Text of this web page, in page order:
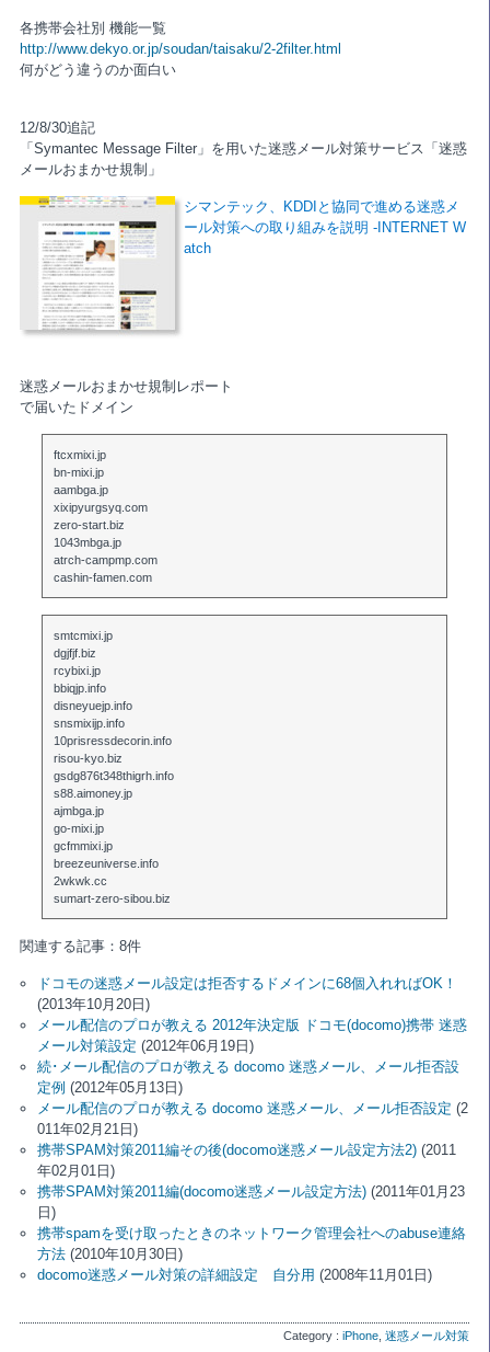
各携帯会社別 機能一覧
http://www.dekyo.or.jp/soudan/taisaku/2-2filter.html
何がどう違うのか面白い
12/8/30追記
「Symantec Message Filter」を用いた迷惑メール対策サービス「迷惑
メールおまかせ規制」
シマンテック、KDDIと協同で進める迷惑メ
ール対策への取り組みを説明 -INTERNET W
atch
迷惑メールおまかせ規制レポート
で届いたドメイン
ftcxmixi.jp
bn-mixi.jp
aambga.jp
xixipyurgsyq.com
zero-start.biz
1043mbga.jp
atrch-campmp.com
cashin-famen.com
smtcmixi.jp
dgjfjf.biz
rcybixi.jp
bbiqjp.info
disneyuejp.info
snsmixijp.info
10prisressdecorin.info
risou-kyo.biz
gsdg876t348thigrh.info
s88.aimoney.jp
ajmbga.jp
go-mixi.jp
gcfmmixi.jp
breezeuniverse.info
2wkwk.cc
sumart-zero-sibou.biz
関連する記事：8件
ドコモの迷惑メール設定は拒否するドメインに68個入れればOK！
(2013年10月20日)
メール配信のプロが教える 2012年決定版 ドコモ(docomo)携帯 迷惑
メール対策設定 (2012年06月19日)
続･メール配信のプロが教える docomo 迷惑メール、メール拒否設
定例 (2012年05月13日)
メール配信のプロが教える docomo 迷惑メール、メール拒否設定 (2
011年02月21日)
携帯SPAM対策2011編その後(docomo迷惑メール設定方法2) (2011
年02月01日)
携帯SPAM対策2011編(docomo迷惑メール設定方法) (2011年01月23
日)
携帯spamを受け取ったときのネットワーク管理会社へのabuse連絡
方法 (2010年10月30日)
docomo迷惑メール対策の詳細設定 自分用 (2008年11月01日)
Category : iPhone 迷惑メール対策